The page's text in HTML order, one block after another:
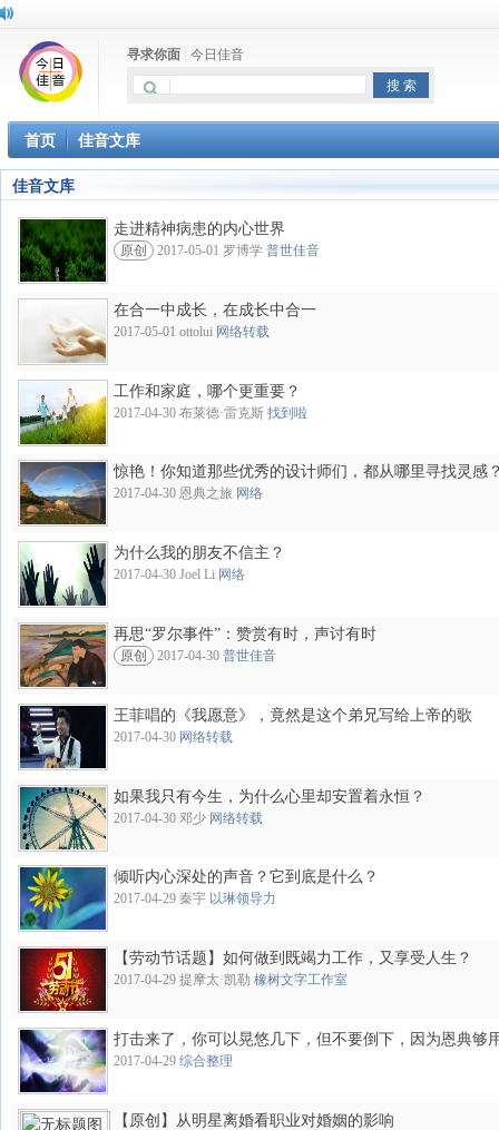
寻求你面 今日佳音
首页 佳音文库
佳音文库
走进精神病患的内心世界
原创 2017-05-01 罗博学 普世佳音
在合一中成长，在成长中合一
2017-05-01 ottolui 网络转载
工作和家庭，哪个更重要？
2017-04-30 布莱德·雷克斯 找到啦
惊艳！你知道那些优秀的设计师们，都从哪里寻找灵感
2017-04-30 恩典之旅 网络
为什么我的朋友不信主？
2017-04-30 Joel Li 网络
再思“罗尔事件”：赞赏有时，声讨有时
原创 2017-04-30 普世佳音
王菲唱的《我愿意》，竟然是这个弟兄写给上帝的歌
2017-04-30 网络转载
如果我只有今生，为什么心里却安置着永恒？
2017-04-30 邓少 网络转载
倾听内心深处的声音？它到底是什么？
2017-04-29 秦宇 以琳领导力
【劳动节话题】如何做到既竭力工作，又享受人生？
2017-04-29 提摩太·凯勒 橡树文字工作室
打击来了，你可以晃悠几下，但不要倒下，因为恩典够
2017-04-29 综合整理
【原创】从明星离婚看职业对婚姻的影响